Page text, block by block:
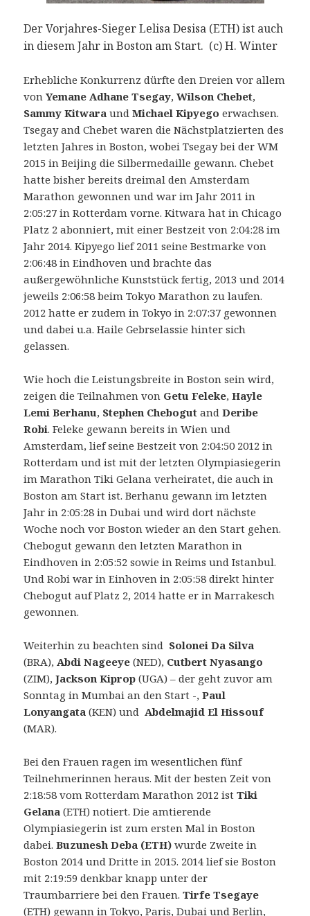
Der Vorjahres-Sieger Lelisa Desisa (ETH) ist auch
in diesem Jahr in Boston am Start. (c) H. Winter
Erhebliche Konkurrenz dürfte den Dreien vor allem
vonYemane Adhane Tsegay,Wilson Chebet,
Sammy Kitwara undMichael Kipyego erwachsen.
Tsegay and Chebet waren die Nächstplatzierten des
letzten Jahres in Boston, wobei Tsegay bei der WM
2015 in Beijing die Silbermedaille gewann. Chebet
hatte bisher bereits dreimal den Amsterdam
Marathon gewonnen und war im Jahr 2011 in
2:05:27 in Rotterdam vorne. Kitwara hat in Chicago
Platz 2 abonniert, mit einer Bestzeit von 2:04:28 im
Jahr 2014. Kipyego lief 2011 seine Bestmarke von
2:06:48 in Eindhoven und brachte das
außergewöhnliche Kunststück fertig, 2013 und 2014
jeweils 2:06:58 beim Tokyo Marathon zu laufen.
2012 hatte er zudem in Tokyo in 2:07:37 gewonnen
und dabei u.a. Haile Gebrselassie hinter sich
gelassen.
Wie hoch die Leistungsbreite in Boston sein wird,
zeigen die Teilnahmen von Getu Feleke,Hayle
Lemi Berhanu, Stephen Chebogut andDeribe
Robi. Feleke gewann bereits in Wien und
Amsterdam, lief seine Bestzeit von 2:04:50 2012 in
Rotterdam und ist mit der letzten Olympiasiegerin
im Marathon Tiki Gelana verheiratet, die auch in
Boston am Start ist. Berhanu gewann im letzten
Jahr in 2:05:28 in Dubai und wird dort nächste
Woche noch vor Boston wieder an den Start gehen.
Chebogut gewann den letzten Marathon in
Eindhoven in 2:05:52 sowie in Reims und Istanbul.
Und Robi war in Einhoven in 2:05:58 direkt hinter
Chebogut auf Platz 2, 2014 hatte er in Marrakesch
gewonnen.
Weiterhin zu beachten sind Solonei Da Silva
(BRA),Abdi Nageeye (NED), Cutbert Nyasango
(ZIM),Jackson Kiprop (UGA) – der geht zuvor am
Sonntag in Mumbai an den Start -,Paul
Lonyangata (KEN) undAbdelmajid El Hissouf
(MAR).
Bei den Frauen ragen im wesentlichen fünf
Teilnehmerinnen heraus. Mit der besten Zeit von
2:18:58 vom Rotterdam Marathon 2012 istTiki
Gelana (ETH) notiert. Die amtierende
Olympiasiegerin ist zum ersten Mal in Boston
dabei.Buzunesh Deba (ETH)wurde Zweite in
Boston 2014 und Dritte in 2015. 2014 lief sie Boston
mit 2:19:59 denkbar knapp unter der
Traumbarriere bei den Frauen.Tirfe Tsegaye
(ETH) gewann in Tokyo, Paris, Dubai und Berlin,